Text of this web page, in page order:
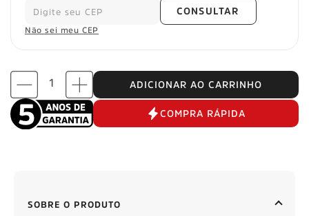
CONSULTAR
Não sei meu CEP
ADICIONAR AO CARRINHO
COMPRA RÁPIDA
SOBRE O PRODUTO